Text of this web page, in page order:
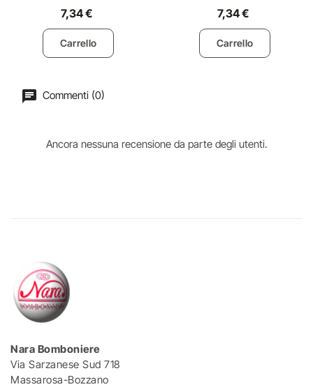
7,34 €
Carrello
7,34 €
Carrello
Commenti (0)
Ancora nessuna recensione da parte degli utenti.
Nara Bomboniere
Via Sarzanese Sud 718
Massarosa-Bozzano